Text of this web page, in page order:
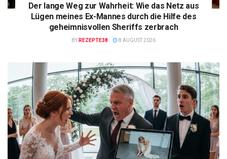
Der lange Weg zur Wahrheit: Wie das Netz aus
Lügen meines Ex-Mannes durch die Hilfe des
geheimnisvollen Sheriffs zerbrach
BY REZEPTE38 8 AUGUST 2026